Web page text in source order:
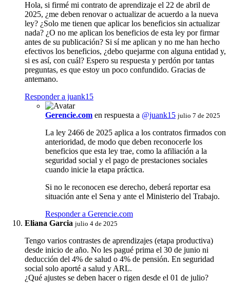
Hola, si firmé mi contrato de aprendizaje el 22 de abril de
2025, ¿me deben renovar o actualizar de acuerdo a la nueva
ley? ¿Solo me tienen que aplicar los beneficios sin actualizar
nada? ¿O no me aplican los beneficios de esta ley por firmar
antes de su publicación? Si sí me aplican y no me han hecho
efectivos los beneficios, ¿debo quejarme con alguna entidad y,
si es así, con cuál? Espero su respuesta y perdón por tantas
preguntas, es que estoy un poco confundido. Gracias de
antemano.
Responder a juank15
Gerencie.com en respuesta a @juank15 julio 7 de 2025
La ley 2466 de 2025 aplica a los contratos firmados con
anterioridad, de modo que deben reconocerle los
beneficios que esta ley trae, como la afiliación a la
seguridad social y el pago de prestaciones sociales
cuando inicie la etapa práctica.
Si no le reconocen ese derecho, deberá reportar esa
situación ante el Sena y ante el Ministerio del Trabajo.
Responder a Gerencie.com
Eliana Garcia julio 4 de 2025
Tengo varios contrastes de aprendizajes (etapa productiva)
desde inicio de año. No les pagué prima el 30 de junio ni
deducción del 4% de salud o 4% de pensión. En seguridad
social solo aporté a salud y ARL.
¿Qué ajustes se deben hacer o rigen desde el 01 de julio?